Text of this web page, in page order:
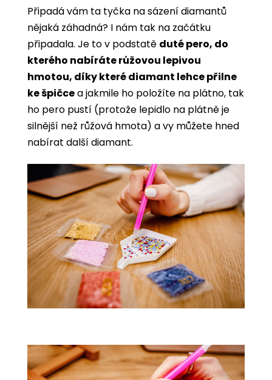
Připadá vám ta tyčka na sázení diamantů
nějaká záhadná? I nám tak na začátku
připadala. Je to v podstatě duté pero, do
kterého nabíráte růžovou lepivou
hmotou, díky které diamant lehce přilne
ke špičcea jakmile ho položíte na plátno, tak
ho pero pustí (protože lepidlo na plátně je
silnější než růžová hmota) a vy můžete hned
nabírat další diamant.